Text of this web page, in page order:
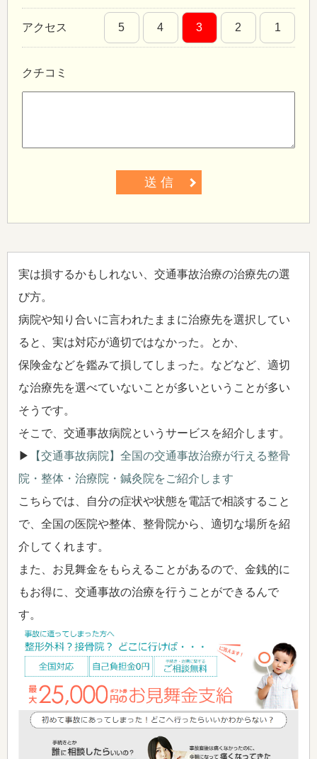
アクセス 5 4 3 2 1
クチコミ
送 信
実は損するかもしれない、交通事故治療の治療先の選
び方。
病院や知り合いに言われたままに治療先を選択してい
ると、実は対応が適切ではなかった。とか、
保険金などを鑑みて損してしまった。などなど、適切
な治療先を選べていないことが多いということが多い
そうです。
そこで、交通事故病院というサービスを紹介します。
▶
【交通事故病院】全国の交通事故治療が行える整骨
院・整体・治療院・鍼灸院をご紹介します
こちらでは、自分の症状や状態を電話で相談すること
で、全国の医院や整体、整骨院から、適切な場所を紹
介してくれます。
また、お見舞金をもらえることがあるので、金銭的に
もお得に、交通事故の治療を行うことができるんで
す。